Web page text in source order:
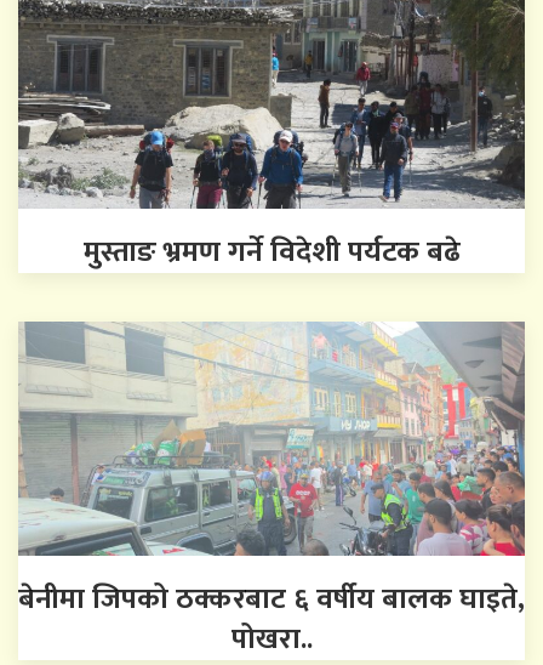
मुस्ताङ भ्रमण गर्ने विदेशी पर्यटक बढे
बेनीमा जिपको ठक्करबाट ६ वर्षीय बालक घाइते,
पोखरा..